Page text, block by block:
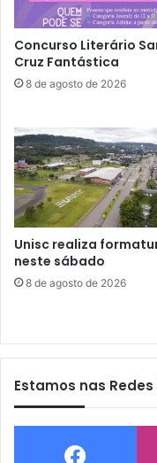
Concurso Literário
Cruz Fantástica
8 de agosto de 2026
Unisc realiza
neste sábado
8 de agosto de 2026
Estamos nas